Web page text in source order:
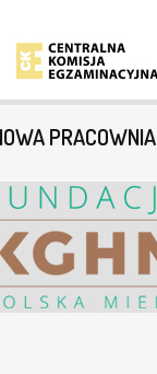
PRACOWNIA